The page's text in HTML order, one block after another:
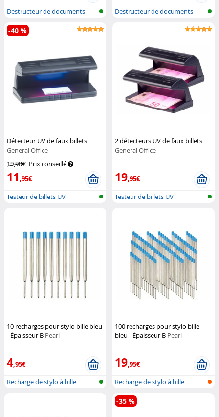
Destructeur de documents
Destructeur de documents
Détecteur UV de faux billets
General Office
19,90€ Prix conseillé
11,95€
-40 %
Testeur de billets UV
2 détecteurs UV de faux billets
General Office
19,95€
Testeur de billets UV
10 recharges pour stylo bille bleu
- Épaisseur B Pearl
4,95€
Recharge de stylo à bille
100 recharges pour stylo bille
bleu - Épaisseur B Pearl
19,95€
Recharge de stylo à bille
-35 %